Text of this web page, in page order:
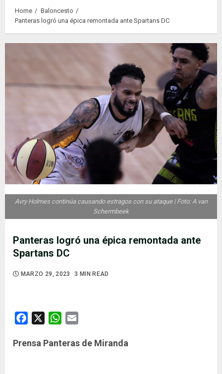
Home
Baloncesto
Panteras logró una épica remontada ante Spartans DC
Panteras logró una épica remontada ante
Spartans DC
MARZO 29, 2023 3 MIN READ
Avry Holmes continúa causando estragos con su ataque | Foto: A van
Schermbeek
Facebook WhatsApp
Prensa Panteras de Miranda